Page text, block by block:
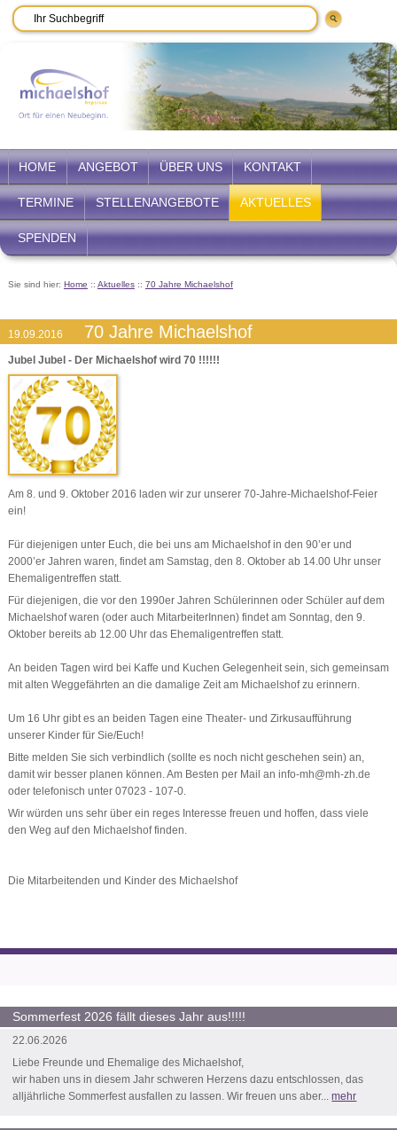
HOME ANGEBOT ÜBER UNS KONTAKT
TERMINE STELLENANGEBOTE AKTUELLES
SPENDEN
Sie sind hier: Home :: Aktuelles:: 70 Jahre Michaelshof
19.09.2016 70 Jahre Michaelshof
Jubel Jubel - Der Michaelshof wird 70 !!!!!!
Am 8. und 9. Oktober 2016 laden wir zur unserer 70-Jahre-Michaelshof-Feier
ein!
Für diejenigen unter Euch, die bei uns am Michaelshof in den 90’er und
2000’er Jahren waren, findet am Samstag, den 8. Oktober ab 14.00 Uhr unser
Ehemaligentreffen statt.
Für diejenigen, die vor den 1990er Jahren Schülerinnen oder Schüler auf dem
Michaelshof waren (oder auch MitarbeiterInnen) findet am Sonntag, den 9.
Oktober bereits ab 12.00 Uhr das Ehemaligentreffen statt.
An beiden Tagen wird bei Kaffe und Kuchen Gelegenheit sein, sich gemeinsam
mit alten Weggefährten an die damalige Zeit am Michaelshof zu erinnern.
Um 16 Uhr gibt es an beiden Tagen eine Theater- und Zirkusaufführung
unserer Kinder für Sie/Euch!
Bitte melden Sie sich verbindlich (sollte es noch nicht geschehen sein) an,
damit wir besser planen können. Am Besten per Mail an info-mh@mh-zh.de
oder telefonisch unter 07023 - 107-0.
Wir würden uns sehr über ein reges Interesse freuen und hoffen, dass viele
den Weg auf den Michaelshof finden.
Die Mitarbeitenden und Kinder des Michaelshof
Sommerfest 2026 fällt dieses Jahr aus!!!!!
22.06.2026
Liebe Freunde und Ehemalige des Michaelshof,
wir haben uns in diesem Jahr schweren Herzens dazu entschlossen, das
alljährliche Sommerfest ausfallen zu lassen. Wir freuen uns aber...mehr